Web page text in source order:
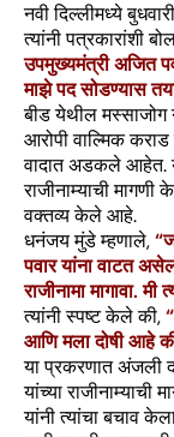
नवी दिल्लीमध्ये
त्यांनी पत्रकारांशी
उपमुख्यमंत्री अजित
माझे पद सोडण्यास
बीड येथील मस्साजोग
आरोपी वाल्मिक
वादात अडकले आहेत.
राजीनाम्याची मागणी
वक्तव्य केले आहे.
धनंजय मुंडे म्हणाले,
पवार यांना वाटत
राजीनामा मागावा.
त्यांनी स्पष्ट केले की,
आणि मला दोषी आहे
या प्रकरणात अंजली
यांच्या
यांनी त्यांचा बचाव